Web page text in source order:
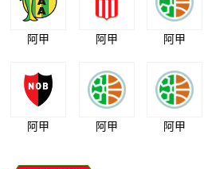
阿甲 阿甲 阿甲
阿甲 阿甲 阿甲